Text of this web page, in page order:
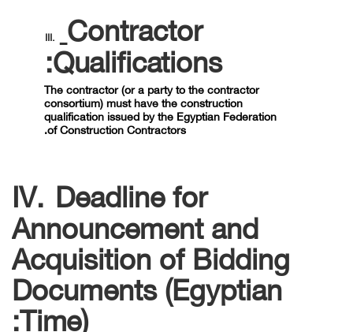
III. Contractor
Qualifications:
The contractor (or a party to the contractor
consortium) must have the construction
qualification issued by the Egyptian Federation
of Construction Contractors.
IV. Deadline for
Announcement and
Acquisition of Bidding
Documents (Egyptian
Time):